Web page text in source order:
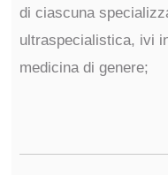
di ciascuna
ultraspecialistica, ivi
medicina di genere;